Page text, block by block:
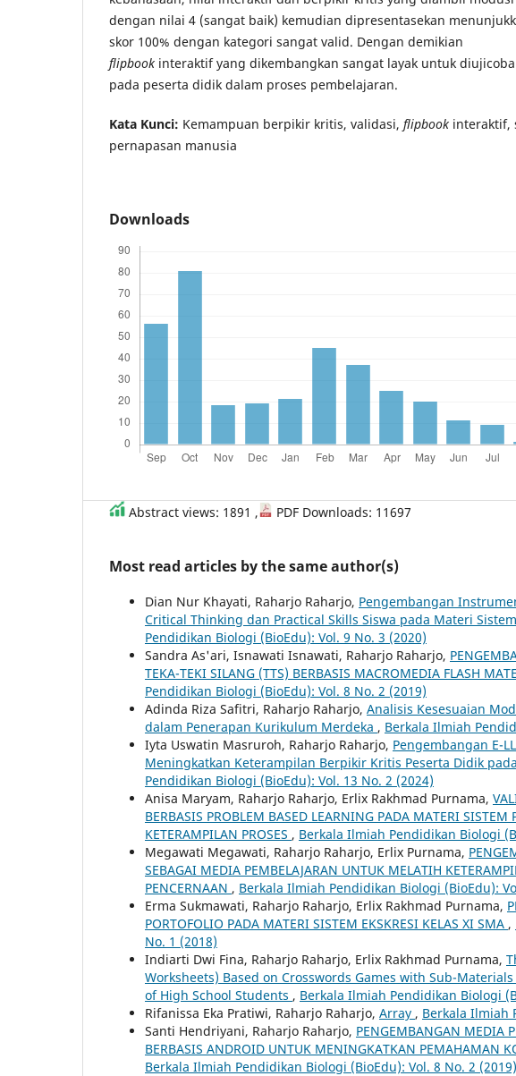
dengan nilai 4 (sangat baik) kemudian dipresentasekan
skor 100% dengan kategori sangat valid. Dengan demikian
flipbook interaktif yang dikembangkan sangat layak untuk
pada peserta didik dalam proses pembelajaran.
Kata Kunci: Kemampuan berpikir kritis, validasi, flipbook interaktif,
pernapasan manusia
Downloads
Abstract views: 1891 , PDF Downloads: 11697
Most read articles by the same author(s)
Dian Nur Khayati, Raharjo Raharjo, Pengembangan
Critical Thinking dan Practical Skills Siswa pada Materi
Pendidikan Biologi (BioEdu): Vol. 9 No. 3 (2020)
Sandra As'ari, Isnawati Isnawati, Raharjo Raharjo,
TEKA-TEKI SILANG (TTS) BERBASIS MACROMEDIA FLASH
Pendidikan Biologi (BioEdu): Vol. 8 No. 2 (2019)
Adinda Riza Safitri, Raharjo Raharjo, Analisis Kesesuaian
dalam Penerapan Kurikulum Merdeka , Berkala Ilmiah
Iyta Uswatin Masruroh, Raharjo Raharjo, Pengembangan E-
Meningkatkan Keterampilan Berpikir Kritis Peserta Didik
Pendidikan Biologi (BioEdu): Vol. 13 No. 2 (2024)
Anisa Maryam, Raharjo Raharjo, Erlix Rakhmad Purnama,
BERBASIS PROBLEM BASED LEARNING PADA MATERI
KETERAMPILAN PROSES , Berkala Ilmiah Pendidikan Biologi
Megawati Megawati, Raharjo Raharjo, Erlix Purnama,
SEBAGAI MEDIA PEMBELAJARAN UNTUK MELATIH
PENCERNAAN , Berkala Ilmiah Pendidikan Biologi (BioEdu):
Erma Sukmawati, Raharjo Raharjo, Erlix Rakhmad Purnama,
PORTOFOLIO PADA MATERI SISTEM EKSKRESI KELAS XI SMA ,
No. 1 (2018)
Indiarti Dwi Fina, Raharjo Raharjo, Erlix Rakhmad Purnama,
Worksheets) Based on Crosswords Games with Sub-
of High School Students , Berkala Ilmiah Pendidikan Biologi
Rifanissa Eka Pratiwi, Raharjo Raharjo, Array , Berkala Ilmiah
Santi Hendriyani, Raharjo Raharjo, PENGEMBANGAN MEDIA
BERBASIS ANDROID UNTUK MENINGKATKAN PEMAHAMAN
Berkala Ilmiah Pendidikan Biologi (BioEdu): Vol. 8 No. 2 (2019)